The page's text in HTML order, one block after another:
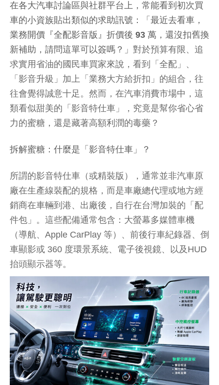
在各大汽車討論區與社群平台上，常能看到初次買
車的小資族貼出類似的求助訊號：「最近去看車，
業務開價『全配影音版』折價後 93 萬，還沒扣舊換
新補助，請問這單可以簽嗎？」 對於預算有限、追
求實用省油的國民車買家來說，看到「全配」、
「影音升級」加上「業務大方給折扣」的組合，往
往會覺得誠意十足。然而，在汽車消費市場中，這
類看似甜美的「影音特仕車」，究竟是幫你省心省
力的蜜糖，還是藏著高額利潤的毒藥？
拆解蜜糖：什麼是「影音特仕車」？
所謂的影音特仕車（或精裝版），通常並非汽車原
廠在生產線裝配的規格，而是車廠總代理或地方經
銷商在車輛到港、出廠後，自行在台灣加裝的「配
件包」。這些配備通常包含：大螢幕多媒體車機
（導航、Apple CarPlay 等）、前後行車紀錄器、倒
車顯影或 360 度環景系統、電子後視鏡、以及HUD
抬頭顯示器等。